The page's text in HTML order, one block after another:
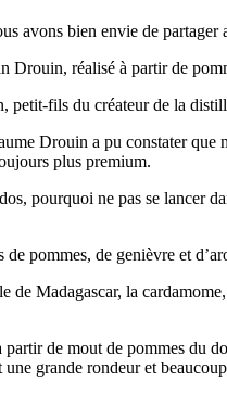
avons bien envie de
Drouin, réalisé à partir de
fils du créateur de la
Drouin a pu constater
plus premium.
pourquoi ne pas se lancer
pommes, de genièvre et
Madagascar, la
de mout de pommes du
grande rondeur et